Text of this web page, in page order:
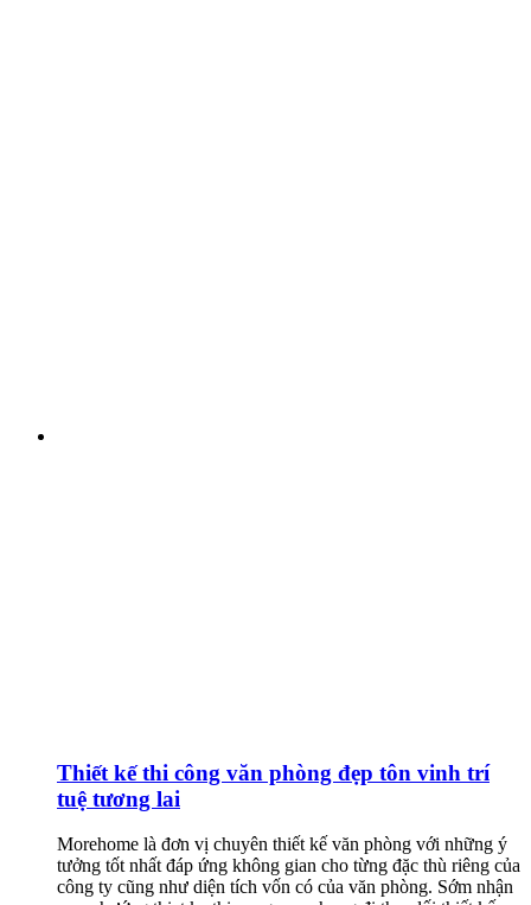
Thiết kế thi công văn phòng đẹp tôn vinh trí
tuệ tương lai
Morehome là đơn vị chuyên thiết kế văn phòng với những ý
tưởng tốt nhất đáp ứng không gian cho từng đặc thù riêng của
công ty cũng như diện tích vốn có của văn phòng. Sớm nhận